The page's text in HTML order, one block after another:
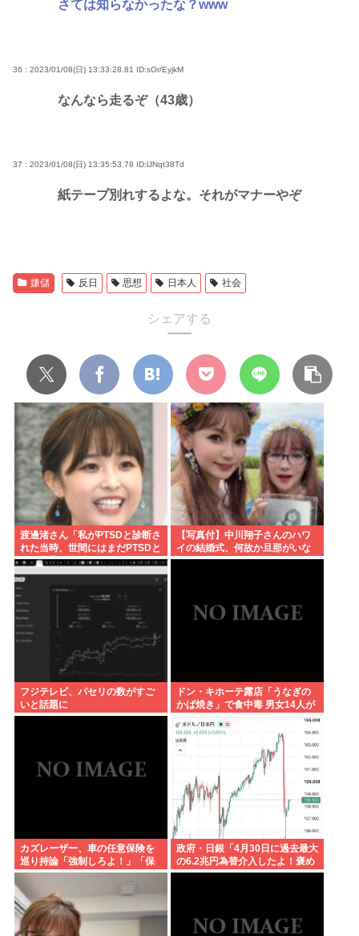
さては知らなかったな？www
36 : 2023/01/08(日) 13:33:28.81 ID:sOr/EyjkM
なんなら走るぞ（43歳）
37 : 2023/01/08(日) 13:35:53.78 ID:lJNqt38Td
紙テープ別れするよな。それがマナーやぞ
嫌儲 反日 思想 日本人 社会
シェアする
渡邊渚さん「私がPTSDと診断さ
れた当時、世間にはまだPTSDと
いう言葉は浸透していませんで
した」
【写真付】中川翔子さんのハワ
イの結婚式、何故か旦那がいな
い
フジテレビ、パセリの数がすご
いと話題に
ドン・キホーテ露店「うなぎの
かば焼き」で食中毒 男女14人が
発熱や腹痛など訴え…サルモネ
ラ属の菌検出
カズレーザー、車の任意保険を
巡り持論「強制しろよ！」「保
険にも入れないヤツは運転すん
なよ」
政府・日銀「4月30日に過去最大
の6.2兆円為替介入したよ！褒め
てよ！」